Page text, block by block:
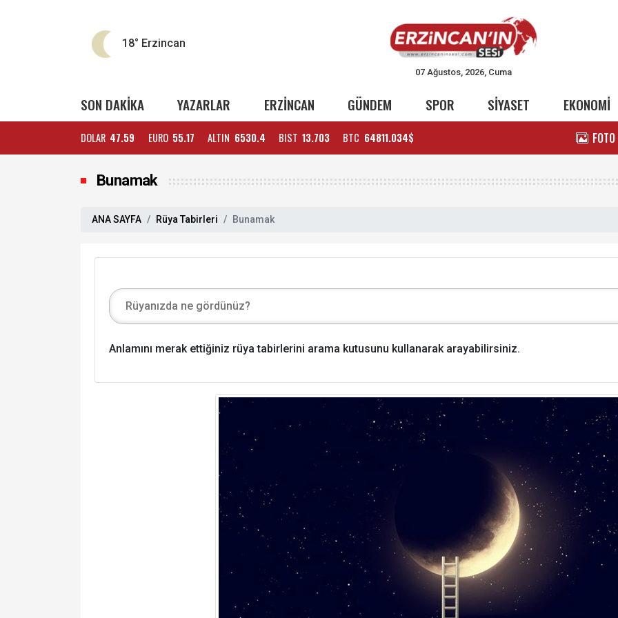
18° Erzincan
07 Ağustos, 2026, Cuma
SON DAKİKA YAZARLAR ERZİNCAN GÜNDEM SPOR SİYASET EKONOMİ
DOLAR 47.59 EURO 55.17 ALTIN 6530.4 BIST 13.703 BTC 64811.034$
Bunamak
ANA SAYFA Rüya Tabirleri Bunamak
Anlamını merak ettiğiniz rüya tabirlerini arama kutusunu kullanarak arayabilirsiniz.